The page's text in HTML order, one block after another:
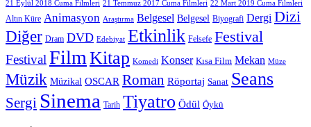
21 Eylül 2018 Cuma Filmleri 21 Temmuz 2017 Cuma Filmleri 22 Mart 2019 Cuma Filmleri
Altın Küre Animasyon Araştırma Belgesel Belgesel Biyografi Dergi Dizi
Diğer Dram DVD Edebiyat Etkinlik Felsefe Festival
FestivalFilmKitap Komedi Konser Kısa Film Mekan Müze
Müzik Müzikal OSCAR Roman Röportaj Sanat Seans
Sergi Sinema Tarih Tiyatro Ödül Öykü